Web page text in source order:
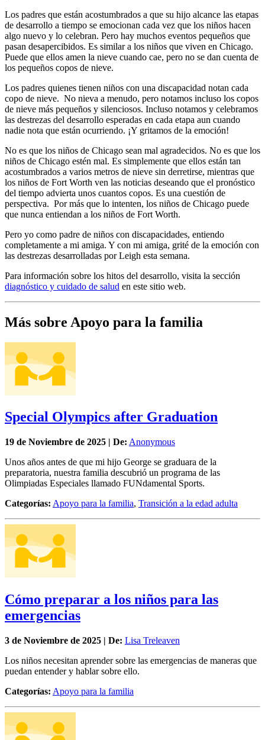
Los padres que están acostumbrados a que su hijo alcance las etapas
de desarrollo a tiempo se emocionan cada vez que los niños hacen
algo nuevo y lo celebran. Pero hay muchos eventos pequeños que
pasan desapercibidos. Es similar a los niños que viven en Chicago.
Puede que ellos amen la nieve cuando cae, pero no se dan cuenta de
los pequeños copos de nieve.
Los padres quienes tienen niños con una discapacidad notan cada
copo de nieve. No nieva a menudo, pero notamos incluso los copos
de nieve más pequeños y silenciosos. Incluso notamos y celebramos
las destrezas del desarrollo esperadas en cada etapa aun cuando
nadie nota que están ocurriendo. ¡Y gritamos de la emoción!
No es que los niños de Chicago sean mal agradecidos. No es que los
niños de Chicago estén mal. Es simplemente que ellos están tan
acostumbrados a varios metros de nieve sin derretirse, mientras que
los niños de Fort Worth ven las noticias deseando que el pronóstico
del tiempo advierta unos cuantos copos. Es una cuestión de
perspectiva. Por más que lo intenten, los niños de Chicago puede
que nunca entiendan a los niños de Fort Worth.
Pero yo como padre de niños con discapacidades, entiendo
completamente a mi amiga. Y con mi amiga, grité de la emoción con
las destrezas desarrolladas por Leigh esta semana.
Para información sobre los hitos del desarrollo, visita la sección
diagnóstico y cuidado de salud en este sitio web.
Más sobre Apoyo para la familia
Special Olympics after Graduation
19 de Noviembre de 2025 | De: Anonymous
Unos años antes de que mi hijo George se graduara de la
preparatoria, nuestra familia descubrió un programa de las
Olimpiadas Especiales llamado FUNdamental Sports.
Categorías: Apoyo para la familia, Transición a la edad adulta
Cómo preparar a los niños para las
emergencias
3 de Noviembre de 2025 | De: Lisa Treleaven
Los niños necesitan aprender sobre las emergencias de maneras que
puedan entender y hablar sobre ello.
Categorías: Apoyo para la familia